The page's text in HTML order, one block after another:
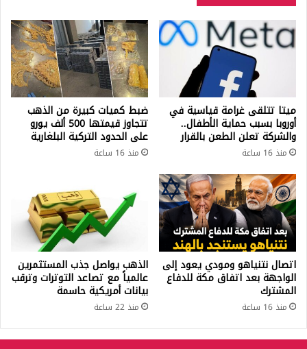
المواطنين
ميتا تتلقى غرامة قياسية في
أوروبا بسبب حماية الأطفال..
والشركة تعلن الطعن بالقرار
منذ 16 ساعة
ضبط كميات كبيرة من الذهب
تتجاوز قيمتها 500 ألف يورو
على الحدود التركية البلغارية
منذ 16 ساعة
اتصال نتنياهو ومودي يعود إلى
الواجهة بعد اتفاق مكة للدفاع
المشترك
منذ 16 ساعة
الذهب يواصل جذب المستثمرين
عالمياً مع تصاعد التوترات وترقب
بيانات أمريكية حاسمة
منذ 22 ساعة